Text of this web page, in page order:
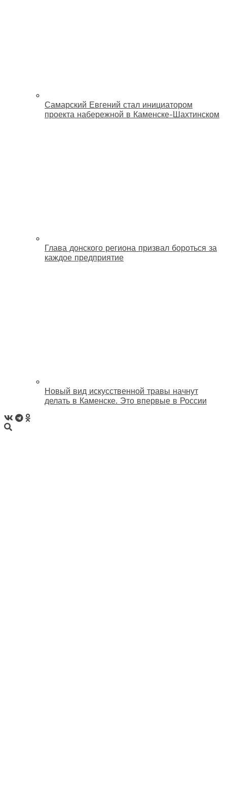
Самарский Евгений стал инициатором
проекта набережной в Каменске-Шахтинском
Глава донского региона призвал бороться за
каждое предприятие
Новый вид искусственной травы начнут
делать в Каменске. Это впервые в России